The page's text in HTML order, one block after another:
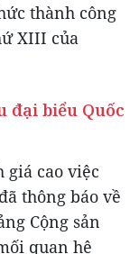
thành công
XIII của
đại biểu Quốc
giá cao việc
thông báo về
Cộng sản
quan hệ